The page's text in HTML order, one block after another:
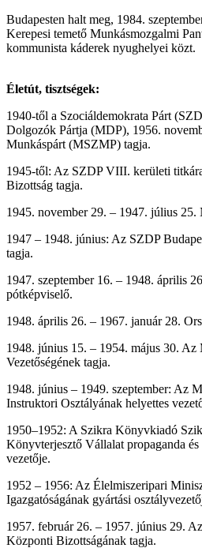
Budapesten halt meg, 1984.
Kerepesi temető Munkásmozgalmi
kommunista káderek nyughelyei közt.
Életút, tisztségek:
1940-től a Szociáldemokrata Párt
Dolgozók Pártja (MDP), 1956.
Munkáspárt (MSZMP) tagja.
1945-től: Az SZDP VIII. kerületi
Bizottság tagja.
1945. november 29. – 1947. július 25.
1947 – 1948. június: Az SZDP
tagja.
1947. szeptember 16. – 1948. április
pótképviselő.
1948. április 26. – 1967. január 28.
1948. június 15. – 1954. május 30.
Vezetőségének tagja.
1948. június – 1949. szeptember: Az
Instruktori Osztályának helyettes
1950–1952: A Szikra Könyvkiadó
Könyvterjesztő Vállalat propaganda és
vezetője.
1952 – 1956: Az Élelmiszeripari
Igazgatóságának gyártási
1957. február 26. – 1957. június 29.
Központi Bizottságának tagja.